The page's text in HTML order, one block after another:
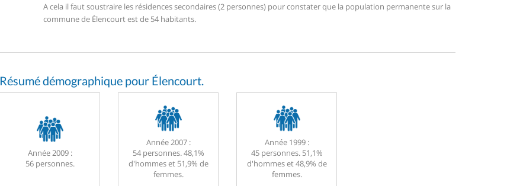
A cela il faut soustraire les résidences secondaires (2 personnes) pour constater que la population permanente sur la
commune de Élencourt est de 54 habitants.
Résumé démographique pour Élencourt.
Année 2009 :
56 personnes.
Année 2007 :
54 personnes. 48,1%
d'hommes et 51,9% de
femmes.
Année 1999 :
45 personnes. 51,1%
d'hommes et 48,9% de
femmes.